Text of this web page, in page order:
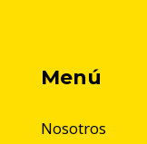
Menú
Nosotros